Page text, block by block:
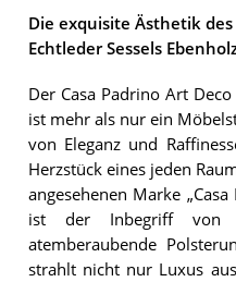
Die exquisite Ästhetik
Echtleder Sessels
Der Casa Padrino Art
ist mehr als nur ein
von Eleganz und
Herzstück eines jeden
angesehenen Marke
ist der Inbegriff von
atemberaubende
strahlt nicht nur Luxus